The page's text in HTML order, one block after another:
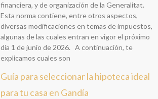
financiera, y de organización de la Generalitat.
Esta norma contiene, entre otros aspectos,
diversas modificaciones en temas de impuestos,
algunas de las cuales entran en vigor el próximo
día 1 de junio de 2026. A continuación, te
explicamos cuales son
Guía para seleccionar la hipoteca ideal
para tu casa en Gandía